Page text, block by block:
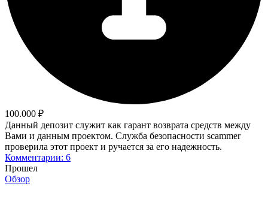
100.000 ₽
Данный депозит служит как гарант возврата средств между
Вами и данным проектом. Служба безопасности scammer
проверила этот проект и ручается за его надежность.
Комментарии: 6
Прошел
Обзор